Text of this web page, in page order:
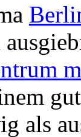
als